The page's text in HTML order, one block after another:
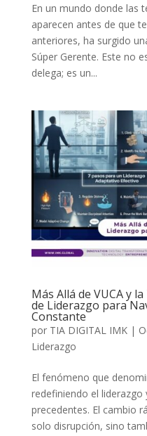
En un mundo donde las
aparecen antes de que
anteriores, ha surgido
Súper Gerente. Este no
delega; es un...
Más Allá de VUCA y
de Liderazgo para
Constante
por TIA DIGITAL IMK|
Liderazgo
El fenómeno que
redefiniendo el
precedentes. El cambio
solo disrupción, sino